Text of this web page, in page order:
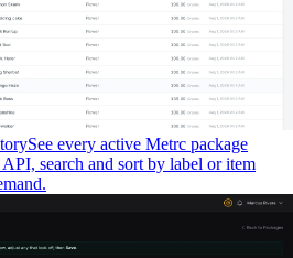
See every active Metrc package
search and sort by label or item